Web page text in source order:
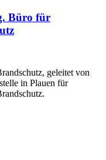
Büro für
geleitet von
in Plauen für